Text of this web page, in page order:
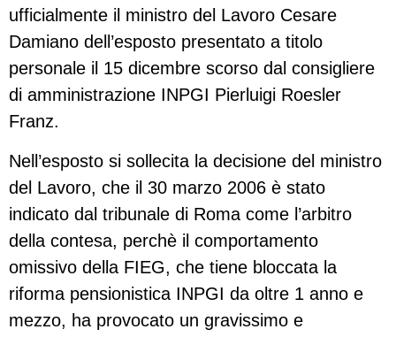
ufficialmente il ministro del Lavoro Cesare
Damiano dell’esposto presentato a titolo
personale il 15 dicembre scorso dal consigliere
di amministrazione INPGI Pierluigi Roesler
Franz.
Nell’esposto si sollecita la decisione del ministro
del Lavoro, che il 30 marzo 2006 è stato
indicato dal tribunale di Roma come l’arbitro
della contesa, perchè il comportamento
omissivo della FIEG, che tiene bloccata la
riforma pensionistica INPGI da oltre 1 anno e
mezzo, ha provocato un gravissimo e